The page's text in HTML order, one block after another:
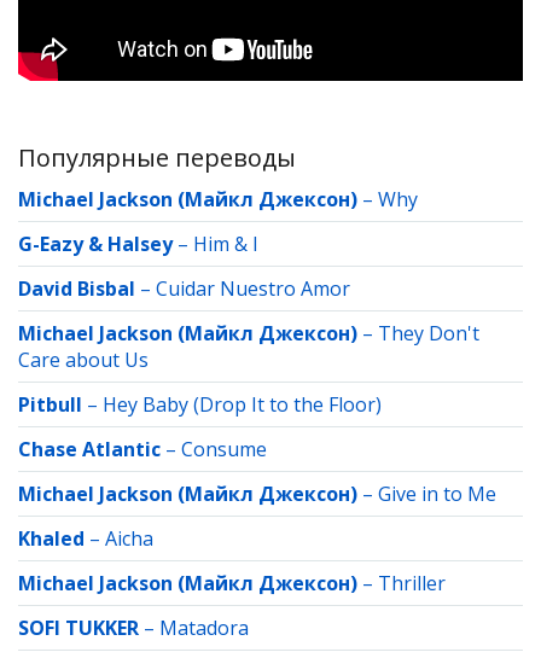
Популярные переводы
Michael Jackson (Майкл Джексон) – Why
G-Eazy & Halsey– Him & I
David Bisbal – Cuidar Nuestro Amor
Michael Jackson (Майкл Джексон) – They Don't
Care about Us
Pitbull – Hey Baby (Drop It to the Floor)
Chase Atlantic – Consume
Michael Jackson (Майкл Джексон) – Give in to Me
Khaled – Aicha
Michael Jackson (Майкл Джексон) – Thriller
SOFI TUKKER – Matadora